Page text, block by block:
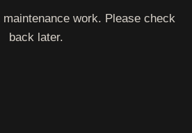
work. Please check
back later.